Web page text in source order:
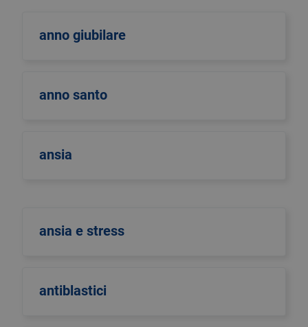
anno giubilare
anno santo
ansia
ansia e stress
antiblastici